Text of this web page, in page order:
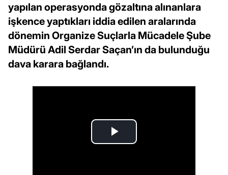
yapılan operasyonda gözaltına alınanlara
işkence yaptıkları iddia edilen aralarında
dönemin Organize Suçlarla Mücadele Şube
Müdürü Adil Serdar Saçan’ın da bulunduğu
dava karara bağlandı.